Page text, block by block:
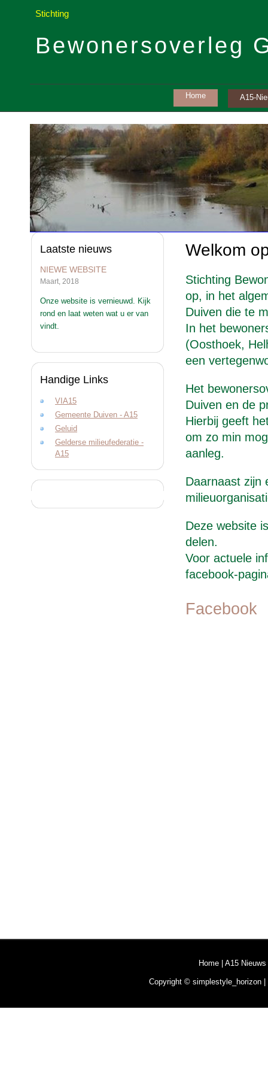
Stichting
Bewonersoverleg
Home A15-
Laatste nieuws
NIEWE WEBSITE
Maart, 2018
Onze website is vernieuwd. Kijk
rond en laat weten wat u er van
vindt.
Handige Links
VIA15
Gemeente Duiven - A15
Geluid
Gelderse milieufederatie -
A15
Welkom
Stichting
op, in het
Duiven die te
In het
(Oosthoek,
een
Het
Duiven en de
Hierbij geeft
om zo min
aanleg.
Daarnaast zijn
Deze website
delen.
Voor actuele
facebook-
Facebook
Home A15 Nieuws
Copyright © simplestyle_horizon |